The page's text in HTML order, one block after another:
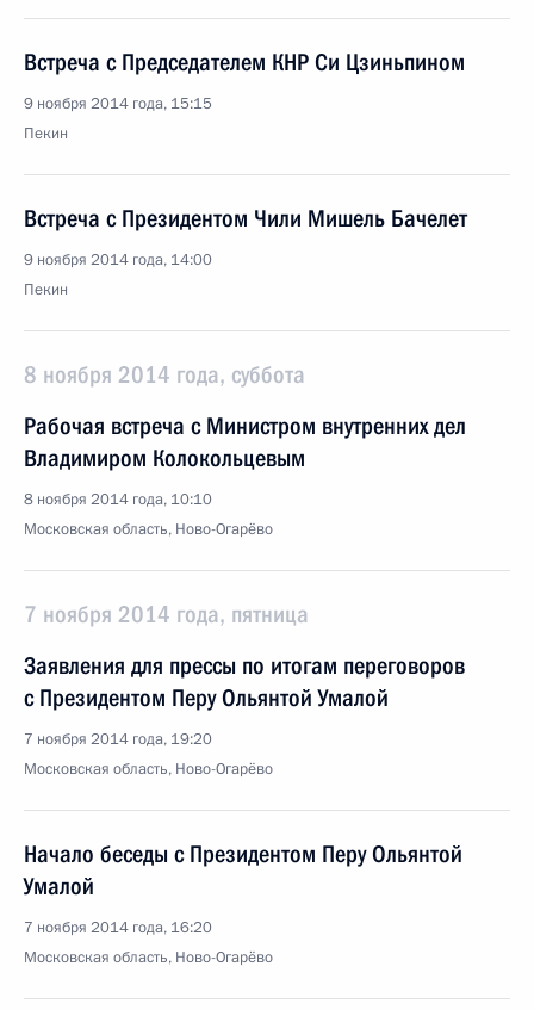
Встреча с Председателем КНР Си Цзиньпином
9 ноября 2014 года, 15:15
Пекин
Встреча с Президентом Чили Мишель Бачелет
9 ноября 2014 года, 14:00
Пекин
8 ноября 2014 года, суббота
Рабочая встреча с Министром внутренних дел
Владимиром Колокольцевым
8 ноября 2014 года, 10:10
Московская область, Ново-Огарёво
7 ноября 2014 года, пятница
Заявления для прессы по итогам переговоров
с Президентом Перу Ольянтой Умалой
7 ноября 2014 года, 19:20
Московская область, Ново-Огарёво
Начало беседы с Президентом Перу Ольянтой
Умалой
7 ноября 2014 года, 16:20
Московская область, Ново-Огарёво